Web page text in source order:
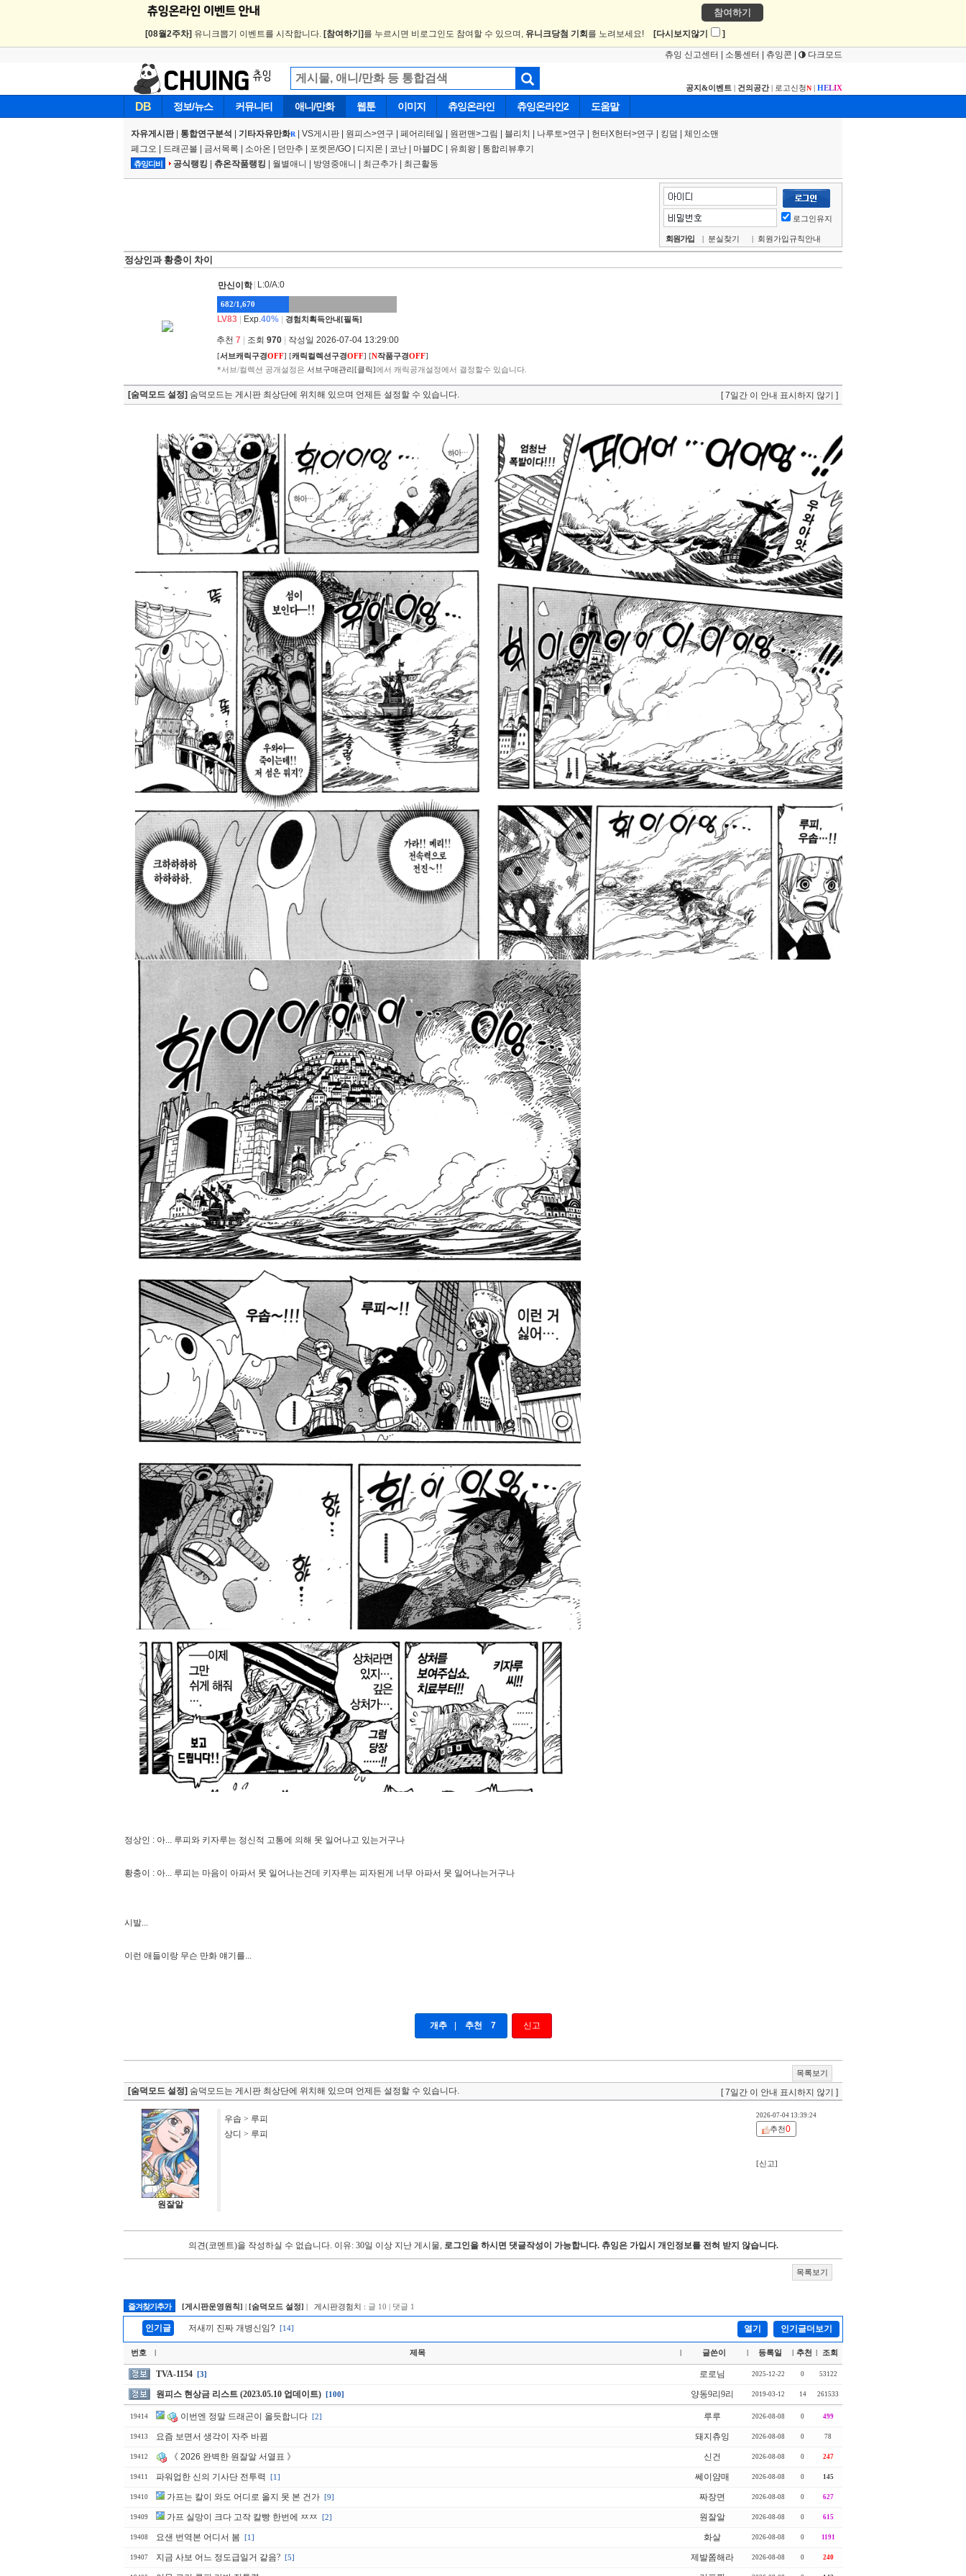
참여하기
[08월2주차] 유니크뽑기 이벤트를 시작합니다. [참여하기] 를 누르시면 비로그인도 참여할 수 있으며, 유니크당첨 기회 를 노려보세요! [다시보지않기 ]
츄잉 신고센터 소통센터 츄잉콘 다크모드
공지&이벤트 | 건의공간| 로고신청N | HELIX
DB 정보/뉴스 커뮤니티 애니/만화 웹툰 이미지 츄잉온라인 츄잉온라인2 도움말
자유게시판| 통합연구분석 기타자유만화R| VS게시판 원피스>연구 페어리테일 | 원펀맨>그림 블리치 나루토>연구 헌터X헌터>연구 킹덤
체인소맨
페그오
드래곤볼 금서목록 소아온 던만추 포켓몬/GO 디지몬 코난 마블DC 유희왕 통합리뷰후기
츄잉디비 공식랭킹 츄온작품랭킹 월별애니 방영중애니 최근추가 최근활동
로그인유지
회원가입 | 분실찾기 | 회원가입규칙안내
정상인과 황충이 차이
만신이학 L:0/A:0
682/1,670
LV83 Exp.40% 경험치획득안내[필독]
추천 7 조회 970 작성일 2026-07-04 13:29:00
[서브캐릭구경OFF] [캐릭컬렉션구경OFF] [N작품구경OFF]
*서브/컬렉션 공개설정은 서브구매관리[클릭]에서 캐릭공개설정에서 결정할수 있습니다.
[숨덕모드 설정] 숨덕모드는 게시판 최상단에 위치해 있으며 언제든 설정할 수 있습니다. [ 7일간 이 안내 표시하지 않기 ]
정상인 : 아... 루피와 키자루는 정신적 고통에 의해 못 일어나고 있는거구나
황충이 : 아... 루피는 마음이 아파서 못 일어나는건데 키자루는 피자된게 너무 아파서 못 일어나는거구나
시발...
이런 애들이랑 무슨 만화 얘기를...
개추 추천 7 신고
목록보기
[숨덕모드 설정] 숨덕모드는 게시판 최상단에 위치해 있으며 언제든 설정할 수 있습니다. [ 7일간 이 안내 표시하지 않기 ]
원잘알
우솝 > 루피
상디 > 루피
2026-07-04 13:39:24
추천0
[신고]
의견(코멘트)을 작성하실 수 없습니다. 이유: 30일 이상 지난 게시물, 로그인을 하시면 댓글작성이 가능합니다. 츄잉은 가입시 개인정보를 전혀 받지 않습니다.
목록보기
즐겨찾기추가 [게시판운영원칙] | [숨덕모드 설정] | 게시판경험치 : 글 10 | 댓글 1
인기글 저새끼 진짜 개병신임? [14] 열기 인기글더보기
번호 제목 글쓴이 등록일 추천 조회
TVA-1154 [3] 로로님 2025-12-22 0 53122
원피스 현상금 리스트 (2023.05.10 업데이트) [100] 양동9리9리 2019-03-12 14 261533
19414 이번엔 정말 드래곤이 올듯합니다 [2] 루루 2026-08-08 0 499
19413 요즘 보면서 생각이 자주 바뀜 돼지츄잉 2026-08-08 0 78
19412 《 2026 완벽한 원잘알 서열표 》 신건 2026-08-08 0 247
19411 파워업한 신의 기사단 전투력 [1] 쎄이얌매 2026-08-08 0 145
19410 가프는 칼이 와도 어디로 올지 못 본 건가 [9] 짜장면 2026-08-08 0 627
19409 가프 실망이 크다 고작 칼빵 한번에 ㅉㅉ [2] 원잘알 2026-08-08 0 615
19408 요샌 번역본 어디서 봄 [1] 화살 2026-08-08 0 1191
19407 지금 사보 어느 정도급일거 같음? [5] 제발쫌해라 2026-08-08 0 240